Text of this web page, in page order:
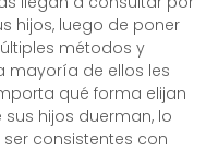
hijos, luego de poner
métodos y
mayoría de ellos les
qué forma elijan
hijos duerman, lo
consistentes con